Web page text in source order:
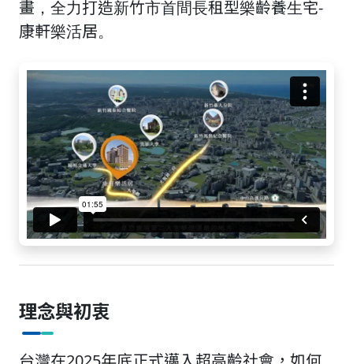
畫，全力打造新竹市首間長租型樂齡養生宅-
康軒樂活居。
理念與初衷